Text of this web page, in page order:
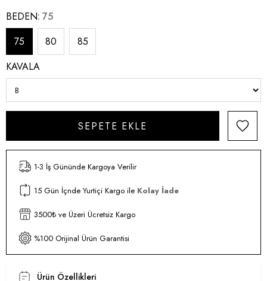
BEDEN 75
75
80
85
KAVALA
1-3 İş Gününde Kargoya Verilir
15 Gün İçnde Yurtiçi Kargo ile Kolay İade
3500₺ ve Üzeri Ücretsiz Kargo
%100 Orijinal Ürün Garantisi
Ürün Özellikleri